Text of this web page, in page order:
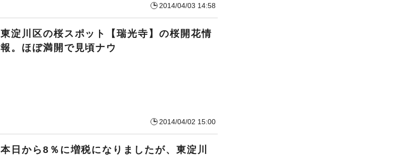
2014/04/03 14:58
東淀川区の桜スポット【瑞光寺】の桜開花情
報。ほぼ満開で見頃ナウ
2014/04/02 15:00
本日から8％に増税になりましたが、東淀川